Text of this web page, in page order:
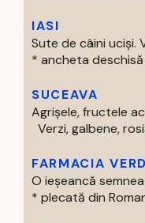
IASI
Sute de câini uciși.
* ancheta
SUCEAVA
Agrișele, fructele
Verzi, galbene,
FARMACIA
O ieșeancă
* plecată din